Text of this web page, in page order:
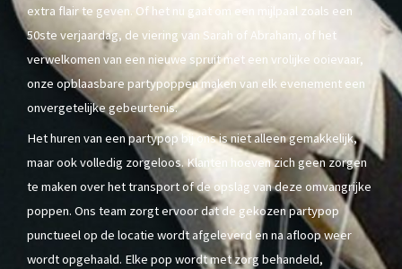
extra flair te geven. Of het nu gaat om een mijlpaal zoals een
50ste verjaardag, de viering van Sarah of Abraham, of het
verwelkomen van een nieuwe spruit met een vrolijke ooievaar,
onze opblaasbare partypoppen maken van elk evenement een
onvergetelijke gebeurtenis.
Het huren van een partypop bij ons is niet alleen gemakkelijk,
maar ook volledig zorgeloos. Klanten hoeven zich geen zorgen
te maken over het transport of de opslag van deze omvangrijke
poppen. Ons team zorgt ervoor dat de gekozen partypop
punctueel op de locatie wordt afgeleverd en na afloop weer
wordt opgehaald. Elke pop wordt met zorg behandeld,